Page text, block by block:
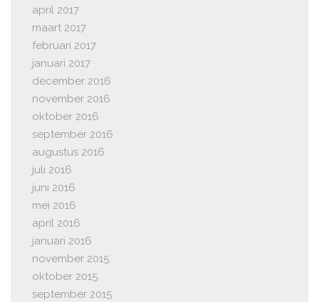
april 2017
maart 2017
februari 2017
januari 2017
december 2016
november 2016
oktober 2016
september 2016
augustus 2016
juli 2016
juni 2016
mei 2016
april 2016
januari 2016
november 2015
oktober 2015
september 2015